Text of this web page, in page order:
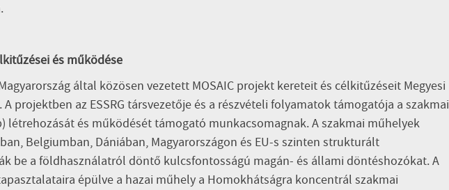
.
és működése
Magyarország által közösen vezetett MOSAIC projekt kereteit és célkitűzéseit Megyesi
projektben az ESSRG társvezetője és a részvételi folyamatok támogatója a szakmai
létrehozását és működését támogató munkacsomagnak. A szakmai műhelyek
Belgiumban, Dániában, Magyarországon és EU-s szinten strukturált
be a földhasználatról döntő kulcsfontosságú magán- és állami döntéshozókat. A
épülve a hazai műhely a Homokhátságra koncentrál szakmai